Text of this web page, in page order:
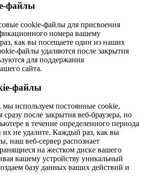
файлы
cookie-файлы для присвоения
номера вашему
как вы посещаете один из наших
файлы удаляются после закрытия
для поддержания
сайта.
файлы
мы используем постоянные cookie,
после закрытия веб-браузера, но
в течение определенного периода
не удалите. Каждый раз, как вы
наш веб-сервер распознает
на жестком диске вашего
вашему устройству уникальный
базу данных ваших действий и